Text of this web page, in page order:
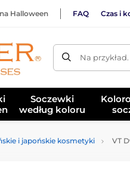
Halloween FAQ Czas i
Na
Soczewki
według koloru
i japońskie kosmetyki VT